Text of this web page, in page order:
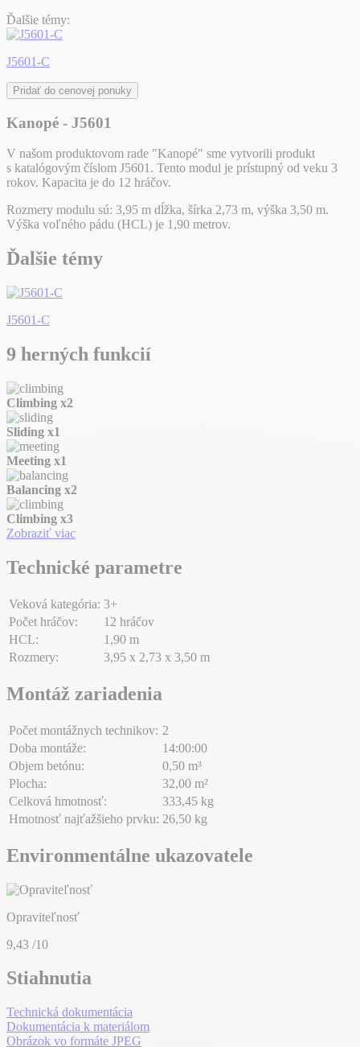
Ďalšie témy:
J5601-C
Pridať do cenovej ponuky
Kanopé - J5601
V našom produktovom rade "Kanopé" sme vytvorili produkt
s katalógovým číslom J5601. Tento modul je prístupný od veku 3
rokov. Kapacita je do 12 hráčov.
Rozmery modulu sú: 3,95 m dĺžka, šírka 2,73 m, výška 3,50 m.
Výška voľného pádu (HCL) je 1,90 metrov.
Ďalšie témy
J5601-C
9 herných funkcií
Climbing x2
Sliding x1
Meeting x1
Balancing x2
Climbing x3
Zobraziť viac
Technické parametre
Veková kategória: 3+
Počet hráčov:
12 hráčov
HCL:
1,90 m
Rozmery:
3,95 x 2,73 x 3,50 m
Montáž zariadenia
Počet montážnych technikov: 2
Doba montáže:
14:00:00
Objem betónu:
0,50 m³
Plocha:
32,00 m²
Celková hmotnosť:
333,45 kg
Hmotnosť najťažšieho prvku: 26,50 kg
Environmentálne ukazovatele
Opraviteľnosť
9,43 /10
Stiahnutia
Technická dokumentácia
Dokumentácia k materiálom
Obrázok vo formáte JPEG